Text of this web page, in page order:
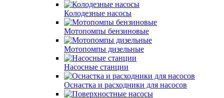
Колодезные насосы
Мотопомпы бензиновые
Мотопомпы дизельные
Насосные станции
Оснастка и расходники для насосов